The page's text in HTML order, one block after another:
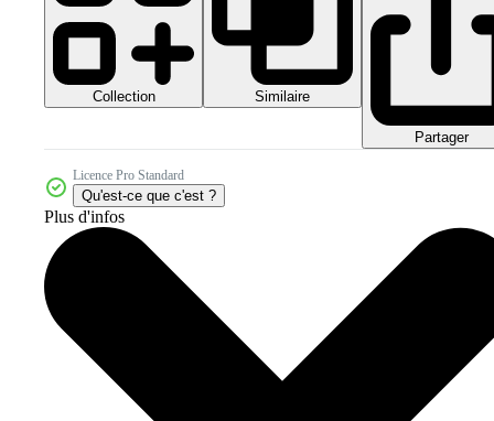
Collection Similaire
Partager
Licence Pro Standard
Qu'est-ce que c'est ?
Plus d'infos